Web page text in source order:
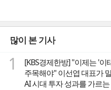
많이 본 기사
1
[KBS경제한방] "이제는 '이
주목해야" 이선엽 대표가
AI 시대 투자 성과를 가르